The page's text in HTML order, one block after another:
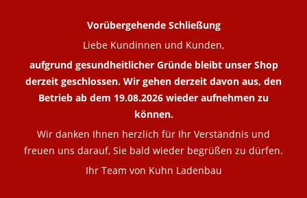
Vorübergehende Schließung
Liebe Kundinnen und Kunden,
aufgrund gesundheitlicher Gründe bleibt unser Shop
derzeit geschlossen. Wir gehen derzeit davon aus, den
Betrieb ab dem 19.08.2026 wieder aufnehmen zu
können.
Wir danken Ihnen herzlich für Ihr Verständnis und
freuen uns darauf, Sie bald wieder begrüßen zu dürfen.
Ihr Team von Kuhn Ladenbau